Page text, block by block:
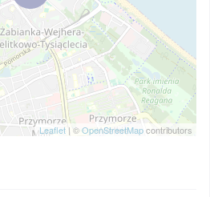
Leaflet | ©OpenStreetMapcontributors